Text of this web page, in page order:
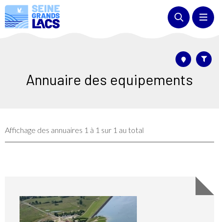
Annuaire des equipements
Affichage des annuaires 1 à 1 sur 1 au total